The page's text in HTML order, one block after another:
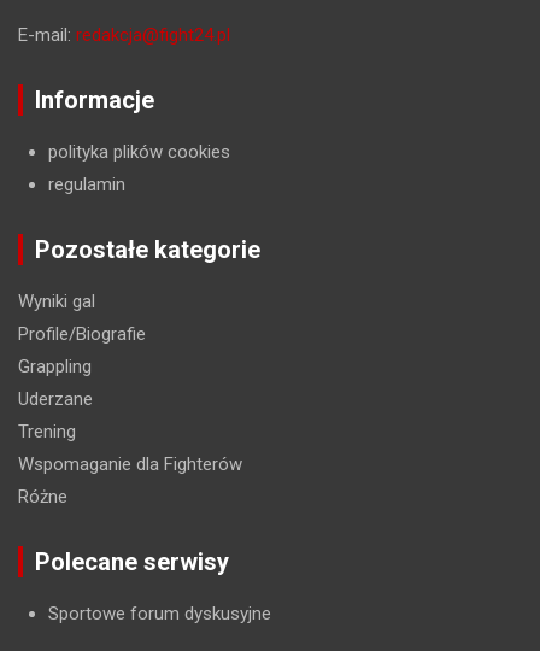
E-mail: redakcja@fight24.pl
Informacje
polityka plików cookies
regulamin
Pozostałe kategorie
Wyniki gal
Profile/Biografie
Grappling
Uderzane
Trening
Wspomaganie dla Fighterów
Różne
Polecane serwisy
Sportowe forum dyskusyjne